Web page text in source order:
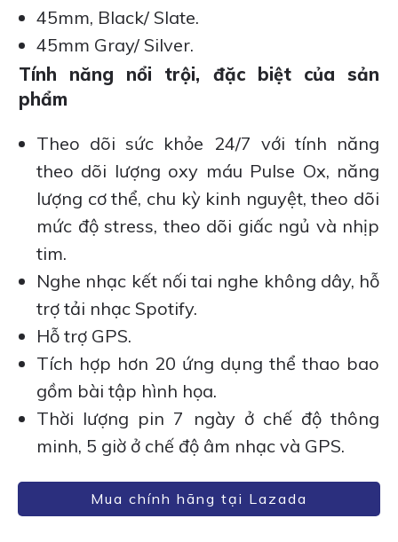
45mm, Black/ Slate.
45mm Gray/ Silver.
Tính năng nổi trội, đặc biệt của sản
phẩm
Theo dõi sức khỏe 24/7 với tính năng
theo dõi lượng oxy máu Pulse Ox, năng
lượng cơ thể, chu kỳ kinh nguyệt, theo dõi
mức độ stress, theo dõi giấc ngủ và nhịp
tim.
Nghe nhạc kết nối tai nghe không dây, hỗ
trợ tải nhạc Spotify.
Hỗ trợ GPS.
Tích hợp hơn 20 ứng dụng thể thao bao
gồm bài tập hình họa.
Thời lượng pin 7 ngày ở chế độ thông
minh, 5 giờ ở chế độ âm nhạc và GPS.
Mua chính hãng tại Lazada